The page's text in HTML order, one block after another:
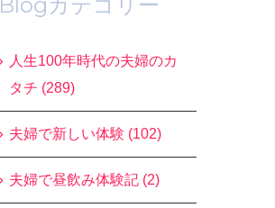
人生100年時代の夫婦のカ
タチ (289)
夫婦で新しい体験 (102)
夫婦で昼飲み体験記 (2)